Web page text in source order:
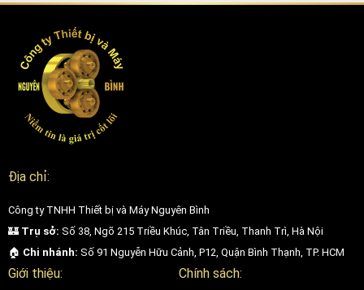
Địa chỉ:
Công ty TNHH Thiết bị và Máy Nguyên Bình
🏰 Trụ sở: Số 38, Ngõ 215 Triều Khúc, Tân Triều, Thanh Trì, Hà Nội
🏠 Chi nhánh: Số 91 Nguyễn Hữu Cảnh, P12, Quận Bình Thạnh, TP. HCM
Giới thiệu: Chính sách: